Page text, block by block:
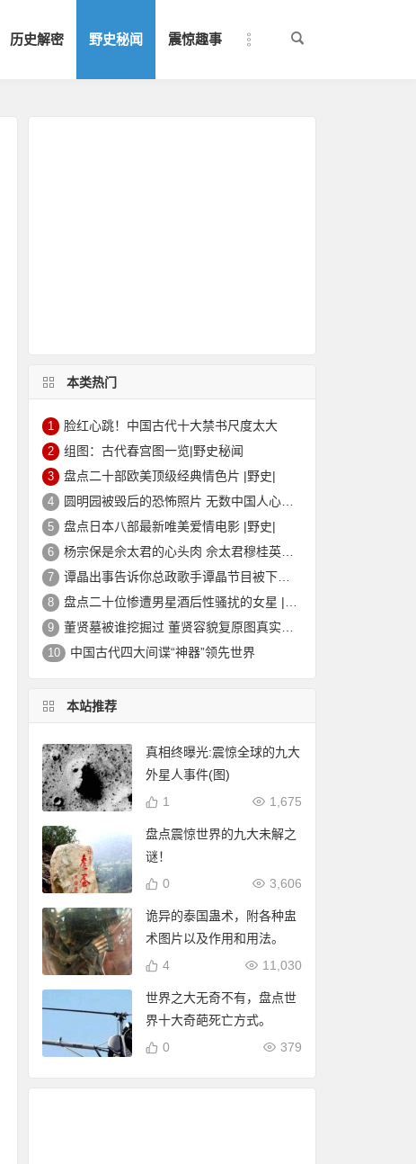
历史解密 野史秘闻 震惊趣事
本类热门
1 脸红心跳！中国古代十大禁书尺度太大
2 组图：古代春宫图一览|野史秘闻
3 盘点二十部欧美顶级经典情色片 |野史|
4 圆明园被毁后的恐怖照片 无数中国人心中的痛
5 盘点日本八部最新唯美爱情电影 |野史|
6 杨宗保是佘太君的心头肉 佘太君穆桂英的故事|野史秘闻
7 谭晶出事告诉你总政歌手谭晶节目被下架的真相
8 盘点二十位惨遭男星酒后性骚扰的女星 |野史|
9 董贤墓被谁挖掘过 董贤容貌复原图真实外貌|野史秘闻
10 中国古代四大间谍“神器”领先世界
本站推荐
真相终曝光:震惊全球的九大
外星人事件(图)
1,675
1
盘点震惊世界的九大未解之
谜！
3,606
0
诡异的泰国蛊术，附各种盅
术图片以及作用和用法。
11,030
4
世界之大无奇不有，盘点世
界十大奇葩死亡方式。
379
0